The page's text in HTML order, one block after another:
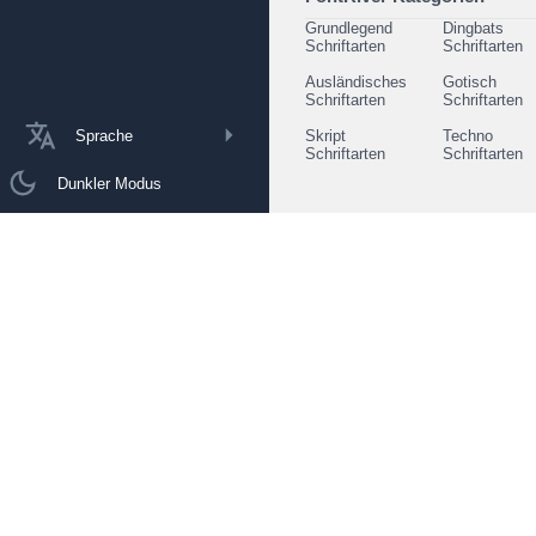
Sprache
Dunkler Modus
Grundlegend
Schriftarten
Dingbats
Schriftarten
Ausländisches
Schriftarten
Gotisch
Schriftarten
Skript
Schriftarten
Techno
Schriftarten